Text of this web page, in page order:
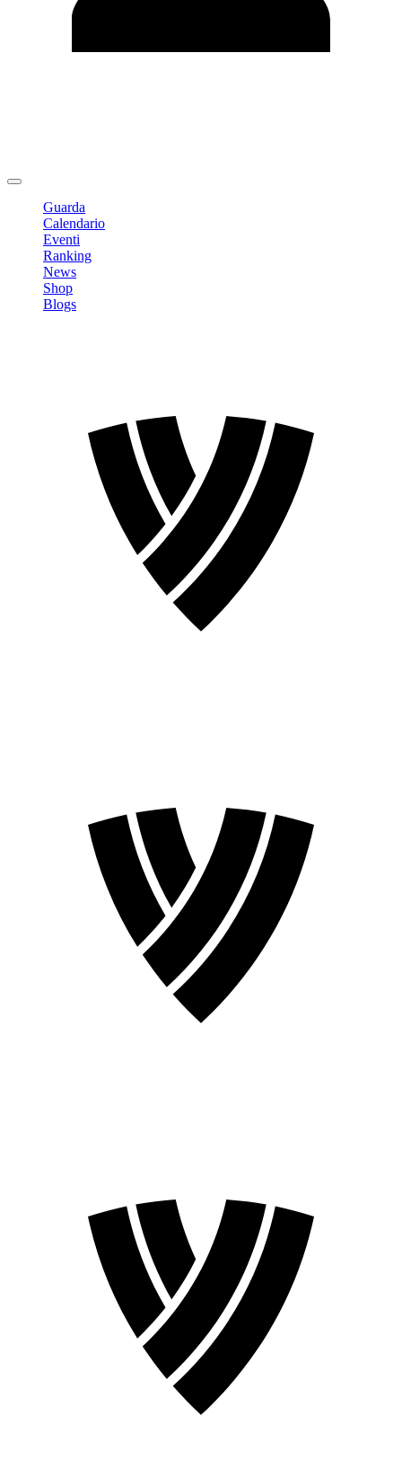
Guarda
Calendario
Eventi
Ranking
News
Shop
Blogs